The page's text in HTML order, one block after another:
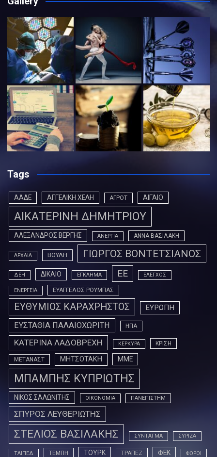
Tags
ΑΑΔΕ ΑΓΓΕΛΙΚΗ ΧΕΛΗ ΑΓΡΟΤ ΑΙΓΑΙΟ
ΑΙΚΑΤΕΡΙΝΗ ΔΗΜΗΤΡΙΟΥ
ΑΛΕΞΑΝΔΡΟΣ ΒΕΡΓΗΣ ΑΝΕΡΓΙΑ ΑΝΝΑ ΒΑΣΙΛΑΚΗ
ΑΡΧΑΙΑ ΒΟΥΛΗ ΓΙΩΡΓΟΣ ΒΟΝΤΕΤΣΙΑΝΟΣ
ΔΕΗ ΔΙΚΑΙΟ ΕΓΚΛΗΜΑ ΕΕ ΕΛΕΓΧΟΣ
ΕΝΕΡΓΕΙΑ ΕΥΑΓΓΕΛΟΣ ΡΟΥΜΠΑΣ
ΕΥΘΥΜΙΟΣ ΚΑΡΑΧΡΗΣΤΟΣ ΕΥΡΩΠΗ
ΕΥΣΤΑΘΙΑ ΠΑΛΑΙΟΧΩΡΙΤΗ ΗΠΑ
ΚΑΤΕΡΙΝΑ ΛΑΔΟΒΡΕΧΗ ΚΕΡΚΥΡΑ ΚΡΙΣΗ
ΜΕΤΑΝΑΣΤ ΜΗΤΣΟΤΑΚΗ ΜΜΕ
ΜΠΑΜΠΗΣ ΚΥΠΡΙΩΤΗΣ
ΝΙΚΟΣ ΣΑΛΩΝΙΤΗΣ ΟΙΚΟΝΟΜΙΑ ΠΑΝΕΠΙΣΤΗΜ
ΣΠΥΡΟΣ ΛΕΥΘΕΡΙΩΤΗΣ
ΣΤΕΛΙΟΣ ΒΑΣΙΛΑΚΗΣ ΣΥΝΤΑΓΜΑ ΣΥΡΙΖΑ
ΤΑΙΠΕΔ ΤΕΜΠΗ ΤΟΥΡΚ ΤΡΑΠΕΖ ΦΕΚ ΦΟΡΟΙ